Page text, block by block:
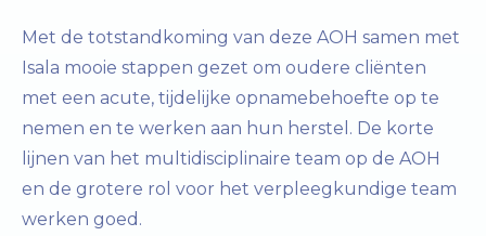
Met de totstandkoming van deze AOH samen met
Isala mooie stappen gezet om oudere cliënten
met een acute, tijdelijke opnamebehoefte op te
nemen en te werken aan hun herstel. De korte
lijnen van het multidisciplinaire team op de AOH
en de grotere rol voor het verpleegkundige team
werken goed.